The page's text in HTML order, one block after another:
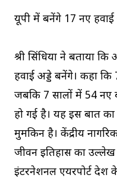
यूपी में बनेंगे 17 नए हवाई
श्री सिंधिया ने बताया
हवाई अड्डे बनेंगे। कहा
जबकि 7 सालों में 54 नए
हो गई है। यह इस बात का
मुमकिन है। केंद्रीय
जीवन इतिहास का
इंटरनेशनल एयरपोर्ट देश